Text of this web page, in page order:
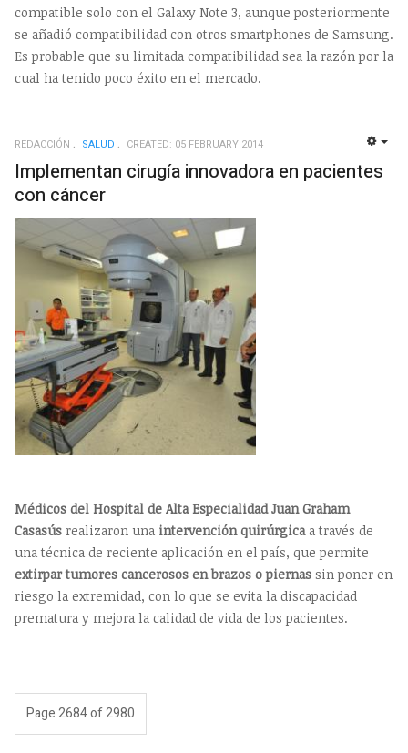
compatible solo con el Galaxy Note 3, aunque posteriormente
se añadió compatibilidad con otros smartphones de Samsung.
Es probable que su limitada compatibilidad sea la razón por la
cual ha tenido poco éxito en el mercado.
REDACCIÓN SALUD CREATED: 05 FEBRUARY 2014
Implementan cirugía innovadora en pacientes
con cáncer
Médicos del Hospital de Alta Especialidad Juan Graham
Casasús realizaron una intervención quirúrgicaa través de
una técnica de reciente aplicación en el país, que permite
extirpar tumores cancerosos en brazos o piernas sin poner en
riesgo la extremidad, con lo que se evita la discapacidad
prematura y mejora la calidad de vida de los pacientes.
Page 2684 of 2980